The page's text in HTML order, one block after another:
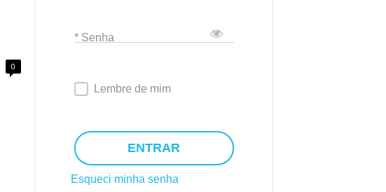
0
* Senha
Lembre de mim
ENTRAR
Esqueci minha senha